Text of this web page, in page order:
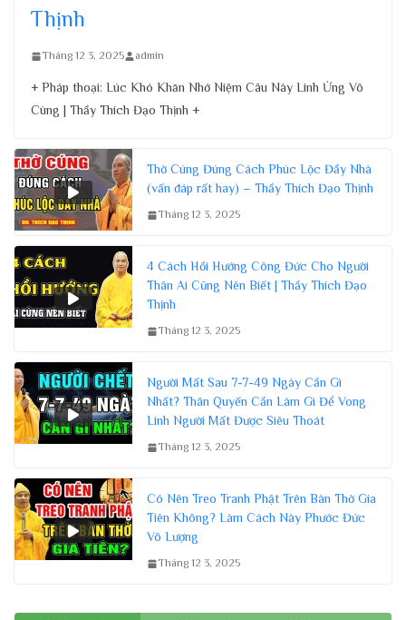
Thịnh
Tháng 12 3, 2025 admin
+ Pháp thoại: Lúc Khó Khăn Nhớ Niệm Câu Này Linh Ứng Vô
Cùng | Thầy Thích Đạo Thịnh +
Thờ Cúng Đúng Cách Phúc Lộc Đầy Nhà
(vấn đáp rất hay) – Thầy Thích Đạo Thịnh
Tháng 12 3, 2025
4 Cách Hồi Hướng Công Đức Cho Người
Thân Ai Cũng Nên Biết | Thầy Thích Đạo
Thịnh
Tháng 12 3, 2025
Người Mất Sau 7-7-49 Ngày Cần Gì
Nhất? Thân Quyến Cần Làm Gì Để Vong
Linh Người Mất Được Siêu Thoát
Tháng 12 3, 2025
Có Nên Treo Tranh Phật Trên Bàn Thờ Gia
Tiên Không? Làm Cách Này Phước Đức
Vô Lượng
Tháng 12 3, 2025